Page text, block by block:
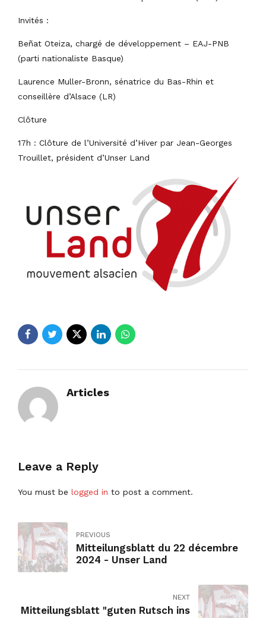
Invités :
Beñat Oteiza, chargé de développement – EAJ-PNB
(parti nationaliste Basque)
Laurence Muller-Bronn, sénatrice du Bas-Rhin et
conseillère d’Alsace (LR)
Clôture
17h : Clôture de l’Université d’Hiver par Jean-Georges
Trouillet, président d’Unser Land
Articles
Leave a Reply
You must be logged in to post a comment.
PREVIOUS
Mitteilungsblatt du 22 décembre
2024 - Unser Land
NEXT
Mitteilungsblatt "guten Rutsch ins